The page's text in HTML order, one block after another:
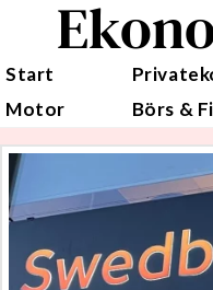
Start
Motor
Börs &